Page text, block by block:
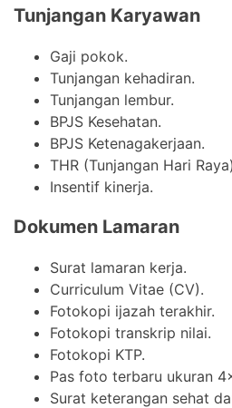
Tunjangan Karyawan
Gaji pokok.
Tunjangan kehadiran.
Tunjangan lembur.
BPJS Kesehatan.
BPJS Ketenagakerjaan.
THR (Tunjangan Hari
Insentif kinerja.
Dokumen Lamaran
Surat lamaran kerja.
Curriculum Vitae (CV).
Fotokopi ijazah terakhir.
Fotokopi transkrip nilai.
Fotokopi KTP.
Pas foto terbaru ukuran
Surat keterangan sehat